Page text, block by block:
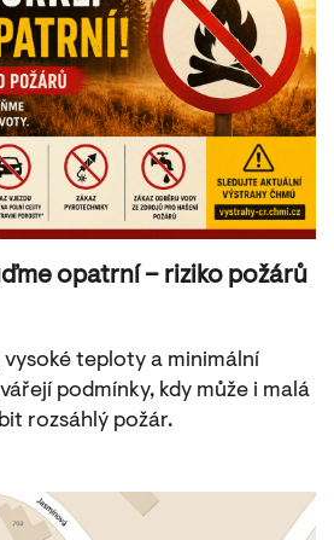
opatrní – riziko požárů
teploty a minimální
podmínky, kdy může i malá
rozsáhlý požár.